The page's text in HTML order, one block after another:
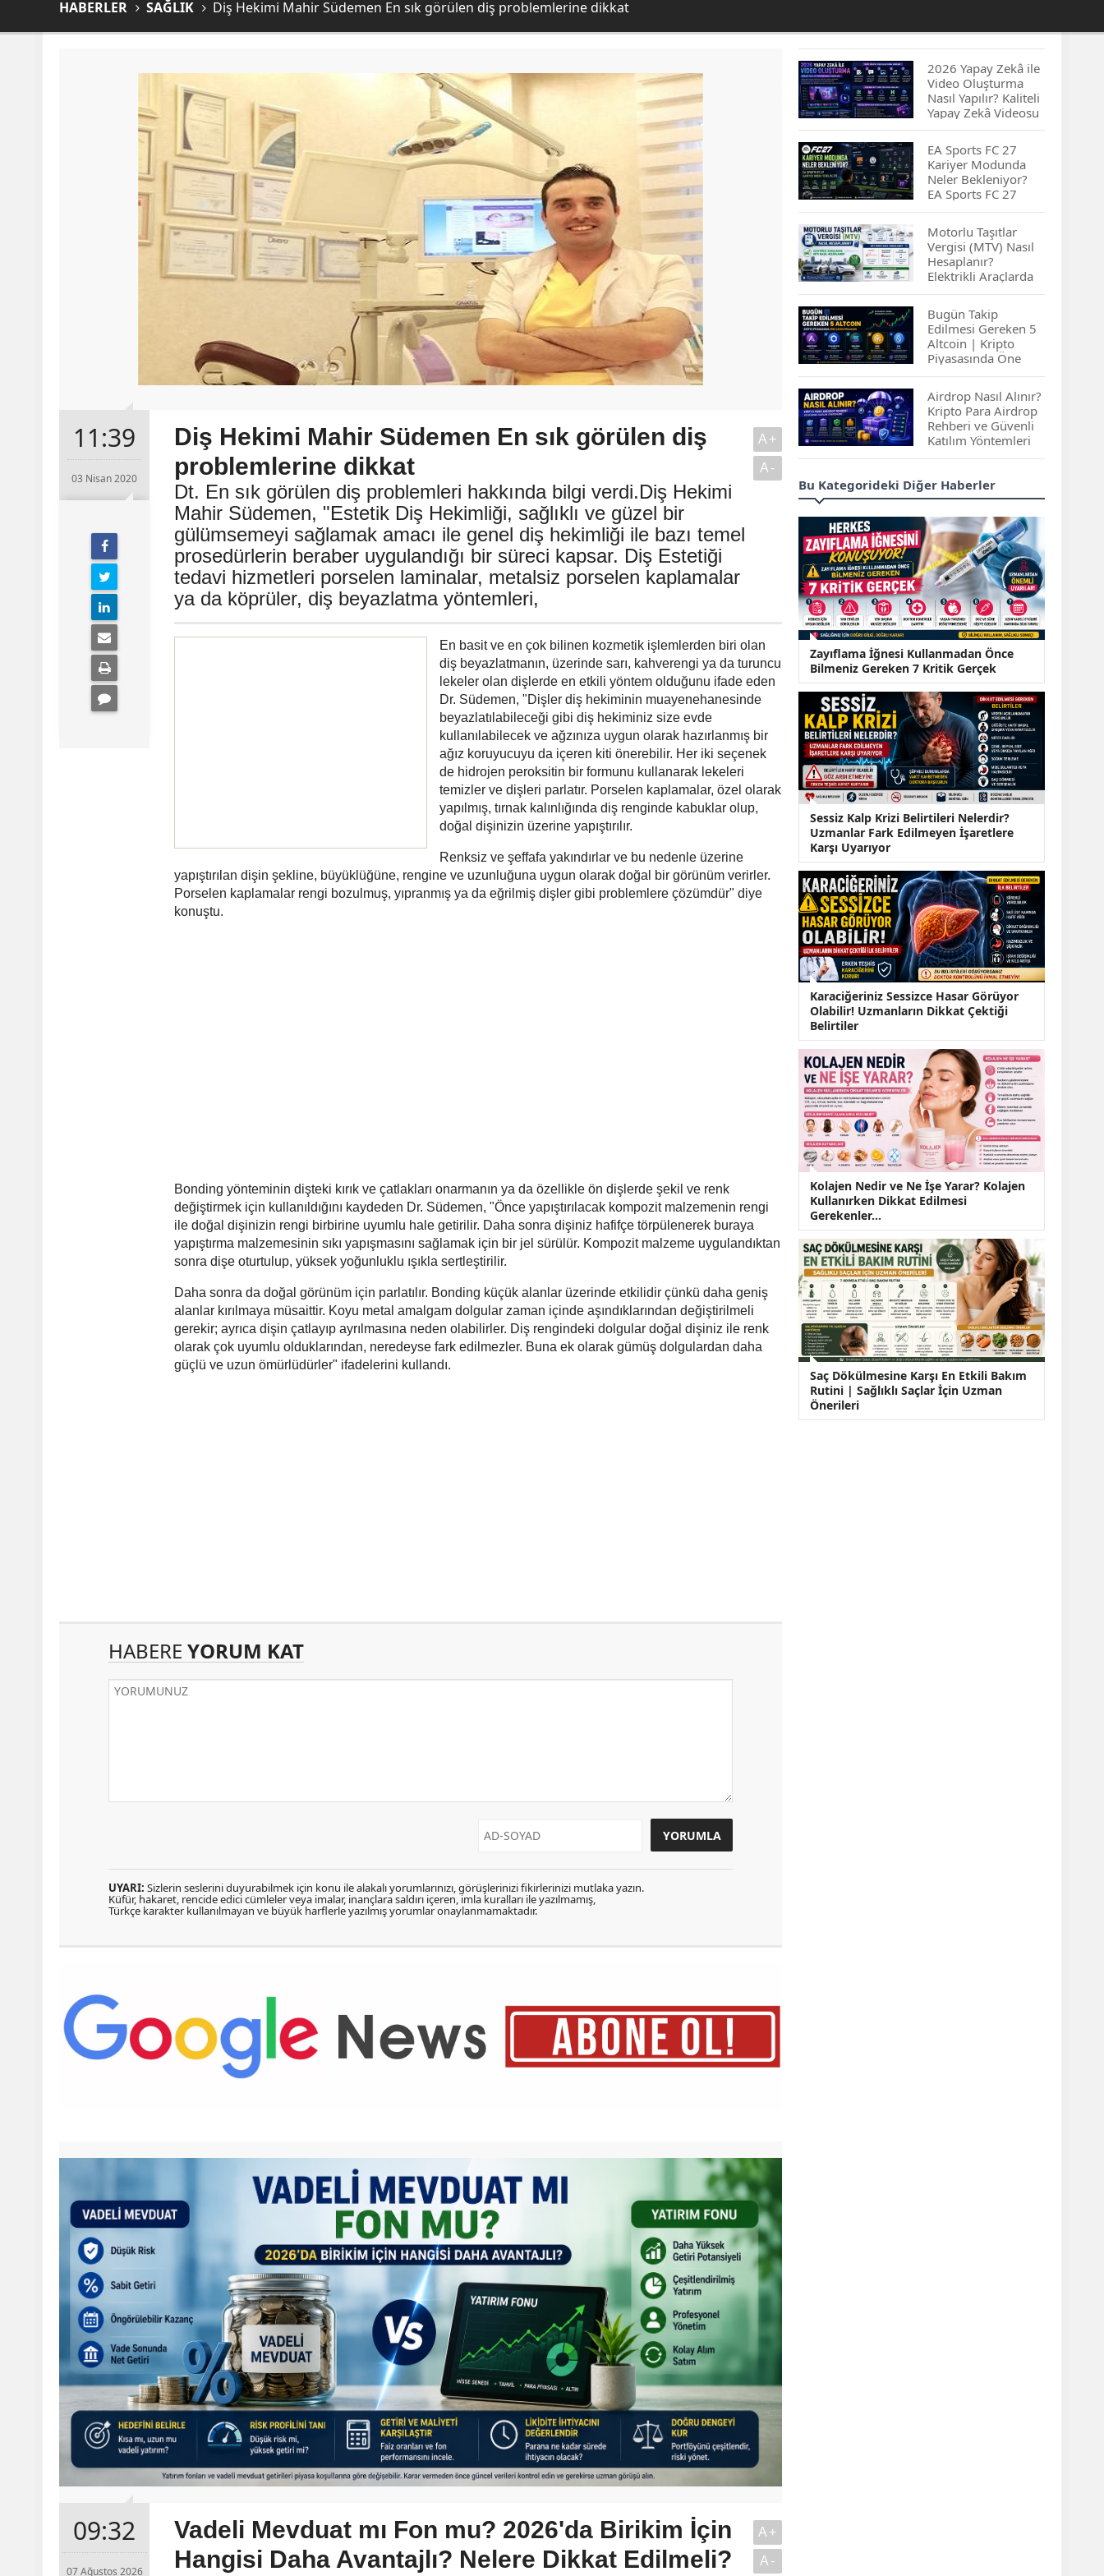
HABERLER SAĞLIK Diş Hekimi Mahir Südemen En sık görülen diş problemlerine dikkat
11:39
03 Nisan 2020
Diş Hekimi Mahir Südemen En sık görülen diş
problemlerine dikkat
Dt. En sık görülen diş problemleri hakkında bilgi verdi.Diş Hekimi
Mahir Südemen, "Estetik Diş Hekimliği, sağlıklı ve güzel bir
gülümsemeyi sağlamak amacı ile genel diş hekimliği ile bazı temel
prosedürlerin beraber uygulandığı bir süreci kapsar. Diş Estetiği
tedavi hizmetleri porselen laminalar, metalsiz porselen kaplamalar
ya da köprüler, diş beyazlatma yöntemleri,
A+
A-
En basit ve en çok bilinen kozmetik işlemlerden biri olan
diş beyazlatmanın, üzerinde sarı, kahverengi ya da turuncu
lekeler olan dişlerde en etkili yöntem olduğunu ifade eden
Dr. Südemen, "Dişler diş hekiminin muayenehanesinde
beyazlatılabileceği gibi diş hekiminiz size evde
kullanılabilecek ve ağzınıza uygun olarak hazırlanmış bir
ağız koruyucuyu da içeren kiti önerebilir. Her iki seçenek
de hidrojen peroksitin bir formunu kullanarak lekeleri
temizler ve dişleri parlatır. Porselen kaplamalar, özel olarak
yapılmış, tırnak kalınlığında diş renginde kabuklar olup,
doğal dişinizin üzerine yapıştırılır.
Renksiz ve şeffafa yakındırlar ve bu nedenle üzerine
yapıştırılan dişin şekline, büyüklüğüne, rengine ve uzunluğuna uygun olarak doğal bir görünüm verirler.
Porselen kaplamalar rengi bozulmuş, yıpranmış ya da eğrilmiş dişler gibi problemlere çözümdür" diye
konuştu.
Bonding yönteminin dişteki kırık ve çatlakları onarmanın ya da özellikle ön dişlerde şekil ve renk
değiştirmek için kullanıldığını kaydeden Dr. Südemen, "Önce yapıştırılacak kompozit malzemenin rengi
ile doğal dişinizin rengi birbirine uyumlu hale getirilir. Daha sonra dişiniz hafifçe törpülenerek buraya
yapıştırma malzemesinin sıkı yapışmasını sağlamak için bir jel sürülür. Kompozit malzeme uygulandıktan
sonra dişe oturtulup, yüksek yoğunluklu ışıkla sertleştirilir.
Daha sonra da doğal görünüm için parlatılır. Bonding küçük alanlar üzerinde etkilidir çünkü daha geniş
alanlar kırılmaya müsaittir. Koyu metal amalgam dolgular zaman içinde aşındıklarından değiştirilmeli
gerekir; ayrıca dişin çatlayıp ayrılmasına neden olabilirler. Diş rengindeki dolgular doğal dişiniz ile renk
olarak çok uyumlu olduklarından, neredeyse fark edilmezler. Buna ek olarak gümüş dolgulardan daha
güçlü ve uzun ömürlüdürler" ifadelerini kullandı.
HABERE YORUM KAT
UYARI: Sizlerin seslerini duyurabilmek için konu ile alakalı yorumlarınızı, görüşlerinizi fikirlerinizi mutlaka yazın.
Küfür, hakaret, rencide edici cümleler veya imalar, inançlara saldırı içeren, imla kuralları ile yazılmamış,
Türkçe karakter kullanılmayan ve büyük harflerle yazılmış yorumlar onaylanmamaktadır.
09:32
07 Ağustos 2026
Vadeli Mevduat mı Fon mu? 2026'da Birikim İçin
Hangisi Daha Avantajlı? Nelere Dikkat Edilmeli?
A+
A-
2026 Yapay Zekâ ile
Video Oluşturma
Nasıl Yapılır? Kaliteli
Yapay Zekâ Videosu
Hazırlamanın
İpuçları...
EA Sports FC 27
Kariyer Modunda
Neler Bekleniyor?
EA Sports FC 27
Kariyer Modu
Yenilikleri…
Motorlu Taşıtlar
Vergisi (MTV) Nasıl
Hesaplanır?
Elektrikli Araçlarda
MTV Nasıl
Hesaplanır? MTV
Borcu Nasıl
Sorgulanır?
Bugün Takip
Edilmesi Gereken 5
Altcoin | Kripto
Piyasasında Öne
Çıkan Projeler
Airdrop Nasıl Alınır?
Kripto Para Airdrop
Rehberi ve Güvenli
Katılım Yöntemleri
Spot ve Vadeli İşlem
Arasındaki Farklar |
İçin Daha Uygun?
ABD-İran Anlaşması
Sonrası Altın Rekora
Koştu, Petrol
Fiyatları Sert Düştü
Temmuz 2026 Maaş
Zammı Netleşiyor!
Memur, Emekli ve
Sosyal Yardımlarda
Yeni Oranlar
KOSGEB’den
KOBİ’lere Dev
Finansman Hamlesi:
36 Ay Vadeli 30
Milyon TL Destek
Emekli Maaşlarında
Temmuz Hesabı:
Zam Oranı ve Taban
Senaryolar
Bu Kategorideki Diğer Haberler
Zayıflama İğnesi Kullanmadan Önce
Bilmeniz Gereken 7 Kritik Gerçek
Sessiz Kalp Krizi Belirtileri Nelerdir?
Uzmanlar Fark Edilmeyen İşaretlere
Karşı Uyarıyor
Karaciğeriniz Sessizce Hasar Görüyor
Olabilir! Uzmanların Dikkat Çektiği
Belirtiler
Kolajen Nedir ve Ne İşe Yarar? Kolajen
Kullanırken Dikkat Edilmesi
Gerekenler…
Saç Dökülmesine Karşı En Etkili Bakım
Rutini | Sağlıklı Saçlar İçin Uzman
Önerileri